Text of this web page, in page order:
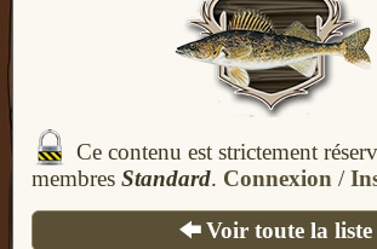
Ce contenu est strictement
membres Standard. Connexion /
Voir toute la liste